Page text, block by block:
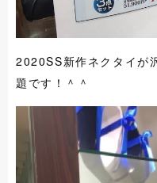
2020SS新作ネクタイが
題です！＾＾